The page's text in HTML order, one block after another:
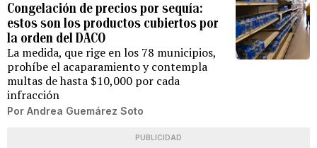
Congelación de precios por sequía:
estos son los productos cubiertos por
la orden del DACO
La medida, que rige en los 78 municipios,
prohíbe el acaparamiento y contempla
multas de hasta $10,000 por cada
infracción
Por Andrea Guemárez Soto
PUBLICIDAD